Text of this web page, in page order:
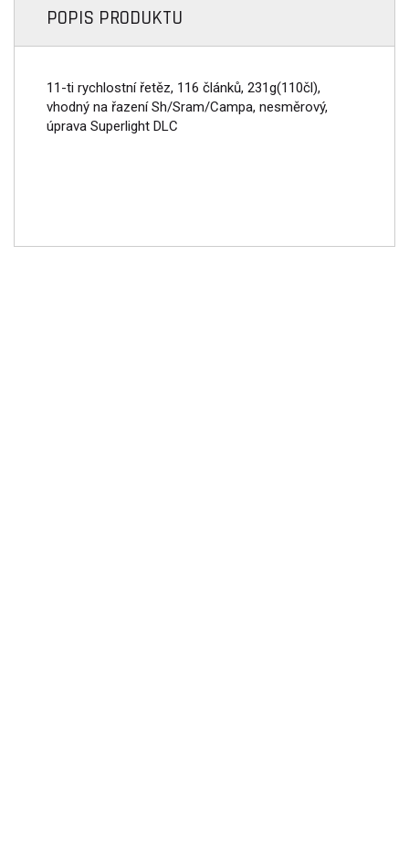
POPIS PRODUKTU
11-ti rychlostní řetěz, 116 článků, 231g(110čl),
vhodný na řazení Sh/Sram/Campa, nesměrový,
úprava Superlight DLC